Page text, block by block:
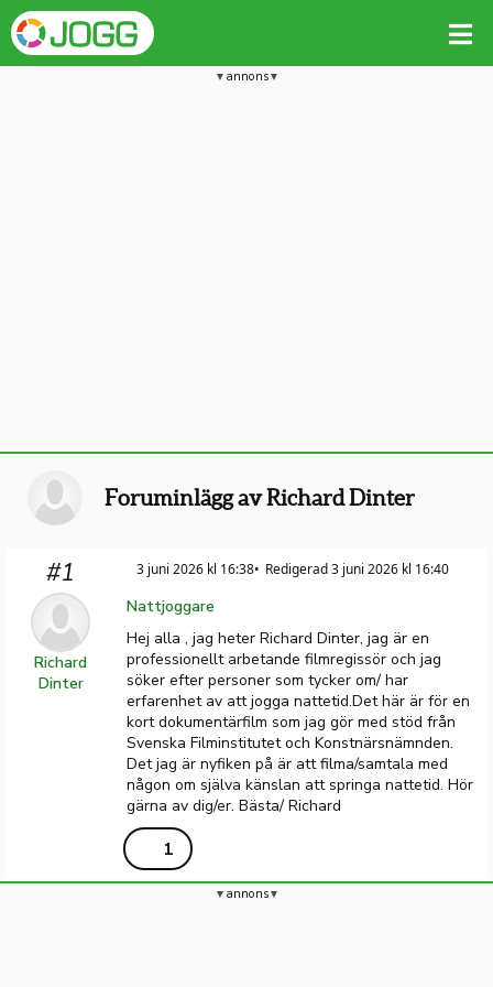
annons
Foruminlägg av Richard Dinter
#1
Richard
Dinter
3 juni 2026 kl 16:38 Redigerad 3 juni 2026 kl 16:40
Nattjoggare
Hej alla , jag heter Richard Dinter, jag är en
professionellt arbetande filmregissör och jag
söker efter personer som tycker om/ har
erfarenhet av att jogga nattetid.Det här är för en
kort dokumentärfilm som jag gör med stöd från
Svenska Filminstitutet och Konstnärsnämnden.
Det jag är nyfiken på är att filma/samtala med
någon om själva känslan att springa nattetid. Hör
gärna av dig/er. Bästa/ Richard
1
annons